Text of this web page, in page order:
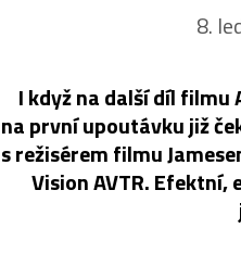
8.
I když na další díl
na první upoutávku již
s režisérem filmu
Vision AVTR.